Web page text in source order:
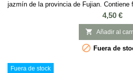
jazmín de la provincia de Fujian.
una delicia para los ojos y para el
aroma sutil que lo convierten en un té
Jazmín de este té verde tiene efecto
ansiedad y...
Precio
4,50 €
 Añadir al
 Fuera de
Fuera de stock